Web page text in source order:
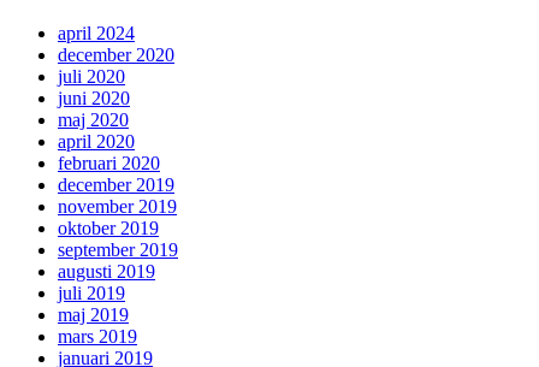
april 2024
december 2020
juli 2020
juni 2020
maj 2020
april 2020
februari 2020
december 2019
november 2019
oktober 2019
september 2019
augusti 2019
juli 2019
maj 2019
mars 2019
januari 2019